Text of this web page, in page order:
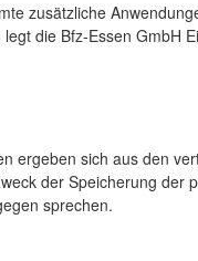
zusätzliche
die Bfz-Essen GmbH
ergeben sich aus den
der Speicherung der
sprechen.